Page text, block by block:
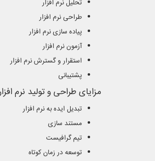
تحلیل نرم افزار
طراحی نرم افزار
پیاده سازی نرم افزار
آزمون نرم افزار
استقرار و گسترش نرم افزار
پشتیبانی
مزایای طراحی و تولید نرم
تبدیل ایده به نرم افزار
مستند سازی
تیم گرافیست
توسعه در زمان کوتاه